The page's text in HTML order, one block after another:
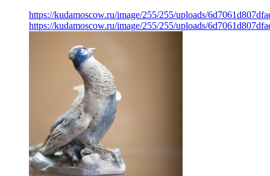
https://kudamoscow.ru/image/255/255/uploads/
https://kudamoscow.ru/image/255/255/uploads/